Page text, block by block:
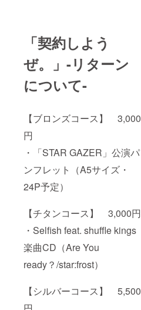
「契約しよう
ぜ。」-リターン
について-
【ブロンズコース】 3,000
円
・「STAR GAZER」公演パ
ンフレット（A5サイズ・
24P予定）
【チタンコース】 3,000円
・Selfish feat. shuffle kings
楽曲CD（Are You
ready？/star:frost）
【シルバーコース】 5,500